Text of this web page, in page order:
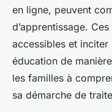
en ligne, peuvent
d’apprentissage.
accessibles et
éducation de
les familles à
sa démarche de